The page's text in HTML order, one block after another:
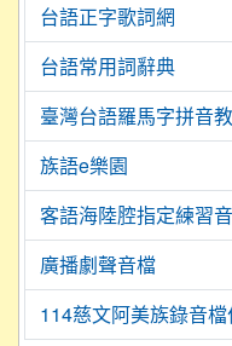
台語正字歌詞網
台語常用詞辭典
臺灣台語羅馬字拼音
族語e樂園
客語海陸腔指定練習
廣播劇聲音檔
114慈文阿美族錄音檔